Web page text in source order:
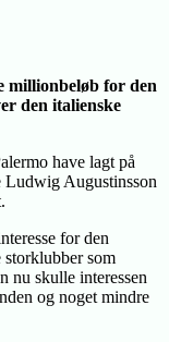
millionbeløb for den
den italienske
have lagt på
Ludwig Augustinsson
for den
storklubber som
nu skulle interessen
og noget mindre